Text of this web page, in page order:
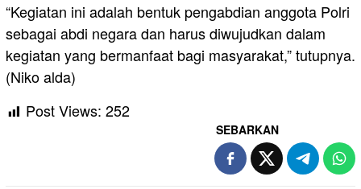
“Kegiatan ini adalah bentuk pengabdian anggota Polri
sebagai abdi negara dan harus diwujudkan dalam
kegiatan yang bermanfaat bagi masyarakat,” tutupnya.
(Niko alda)
Post Views: 252
SEBARKAN